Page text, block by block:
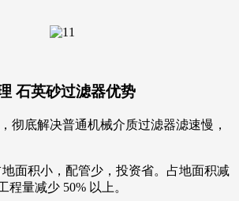
石英砂过滤器优势
彻底解决普通机械介质过滤器滤速慢，
面积小，配管少，投资省。占地面积减
程量减少 50% 以上。